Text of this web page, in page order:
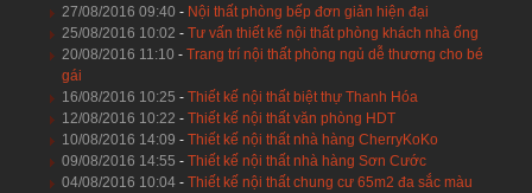
27/08/2016 09:40 - Nội thất phòng bếp đơn giản hiện đại
25/08/2016 10:02 - Tư vấn thiết kế nội thất phòng khách nhà ống
20/08/2016 11:10 - Trang trí nội thất phòng ngủ dễ thương cho bé
gái
16/08/2016 10:25 - Thiết kế nội thất biệt thự Thanh Hóa
12/08/2016 10:22 - Thiết kế nội thất văn phòng HDT
10/08/2016 14:09 - Thiết kế nội thất nhà hàng CherryKoKo
09/08/2016 14:55 - Thiết kế nội thất nhà hàng Sơn Cước
04/08/2016 10:04- Thiết kế nội thất chung cư 65m2 đa sắc màu